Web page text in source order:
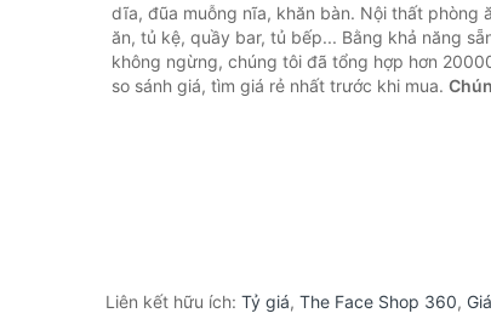
dĩa, đũa muỗng nĩa, khăn bàn. Nội thất phòng
ăn, tủ kệ, quầy bar, tủ bếp... Bằng khả năng
không ngừng, chúng tôi đã tổng hợp hơn
so sánh giá, tìm giá rẻ nhất trước khi mua.
Liên kết hữu ích: Tỷ giá, The Face Shop 360,